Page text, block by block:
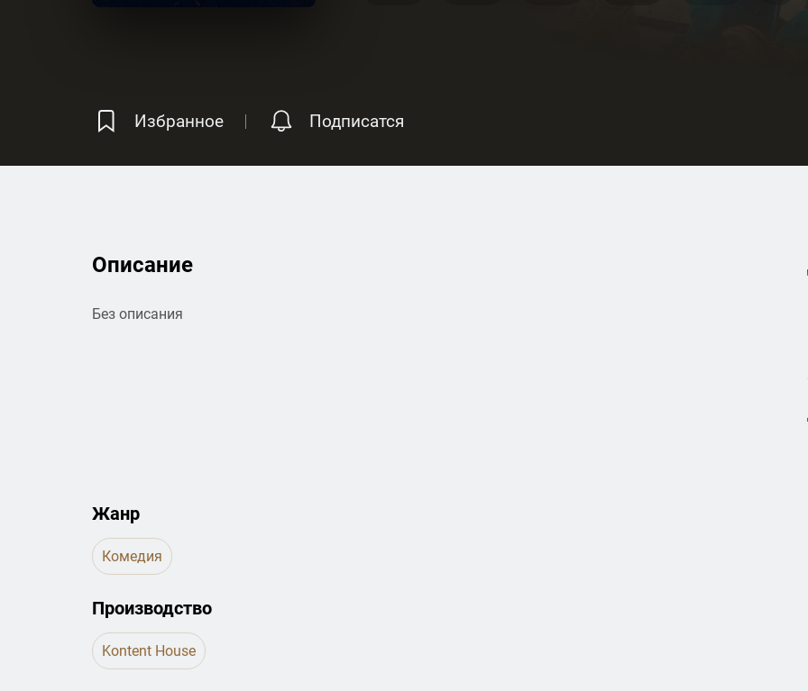
Избранное Подписатся
Описание
Без описания
Жанр
Комедия
Производство
Kontent House